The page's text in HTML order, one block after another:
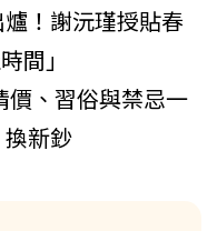
！謝沅瑾授貼春
間」
價、習俗與禁忌一
新鈔